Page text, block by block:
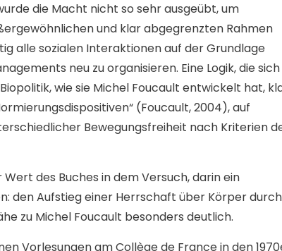
die Macht nicht so sehr ausgeübt, um
und klar abgegrenzten Rahmen
alle sozialen Interaktionen auf der Grundlage
neu zu organisieren. Eine Logik, die sich
wie sie Michel Foucault entwickelt hat,
(Foucault, 2004), auf
Bewegungsfreiheit nach Kriterien
des Buches in dem Versuch, darin ein
den Aufstieg einer Herrschaft über Körper durch
zu Michel Foucault besonders deutlich.
Vorlesungen am Collège de France in den